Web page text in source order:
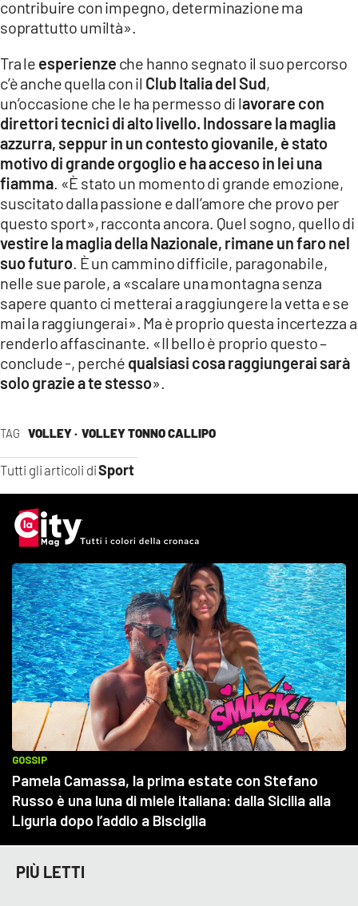
TAG VOLLEY · VOLLEY TONNO CALLIPO
Tutti gli articoli diSport
contribuire con impegno, determinazione ma
soprattutto umiltà».
Tra le esperienze che hanno segnato il suo percorso
c’è anche quella con il Club Italia del Sud,
un’occasione che le ha permesso di lavorare con
direttori tecnici di alto livello. Indossare la maglia
azzurra, seppur in un contesto giovanile, è stato
motivo di grande orgoglio e ha acceso in lei una
fiamma . «È stato un momento di grande emozione,
suscitato dalla passione e dall’amore che provo per
questo sport», racconta ancora. Quel sogno, quello di
vestire la maglia della Nazionale, rimane un faro nel
suo futuro . È un cammino difficile, paragonabile,
nelle sue parole, a «scalare una montagna senza
sapere quanto ci metterai a raggiungere la vetta e se
mai la raggiungerai». Ma è proprio questa incertezza a
renderlo affascinante. «Il bello è proprio questo –
conclude -, perché qualsiasi cosa raggiungerai sarà
solo grazie a te stesso».
PIÙ LETTI